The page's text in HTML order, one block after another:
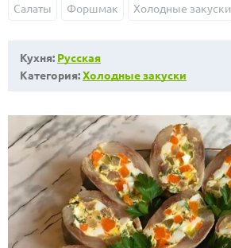
Салаты Форшмак Холодные закуски
Кухня: Русская
Категория:Холодные закуски